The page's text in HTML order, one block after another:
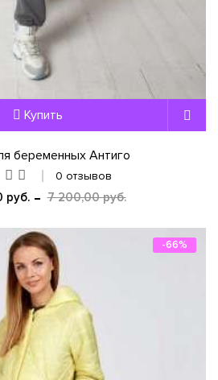
Купить
беременных Антиго
0 отзывов
руб. 7 200,00 руб.
-66%